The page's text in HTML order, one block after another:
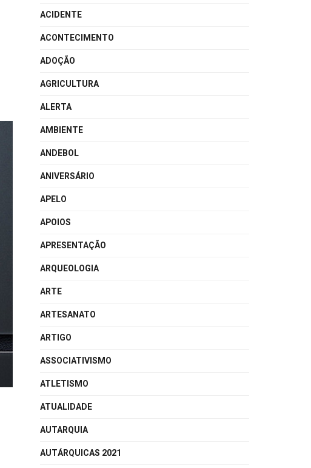
ACIDENTE
ACONTECIMENTO
ADOÇÃO
AGRICULTURA
ALERTA
AMBIENTE
ANDEBOL
ANIVERSÁRIO
APELO
APOIOS
APRESENTAÇÃO
ARQUEOLOGIA
ARTE
ARTESANATO
ARTIGO
ASSOCIATIVISMO
ATLETISMO
ATUALIDADE
AUTARQUIA
AUTÁRQUICAS 2021